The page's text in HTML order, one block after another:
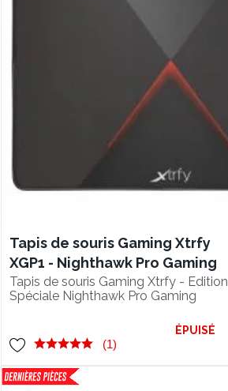
Tapis de souris Gaming Xtrfy
XGP1 - Nighthawk Pro Gaming
Tapis de souris Gaming Xtrfy - Edition
Spéciale Nighthawk Pro Gaming
(1)
ÉPUISÉ